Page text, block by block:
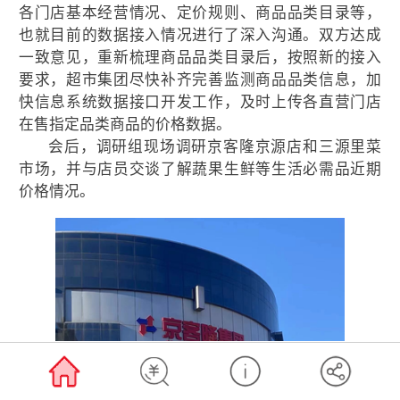
各门店基本经营情况、定价规则、商品品类目录等，
也就目前的数据接入情况进行了深入沟通。双方达成
一致意见，重新梳理商品品类目录后，按照新的接入
要求，超市集团尽快补齐完善监测商品品类信息，加
快信息系统数据接口开发工作，及时上传各直营门店
在售指定品类商品的价格数据。
会后，调研组现场调研京客隆京源店和三源里菜
市场，并与店员交谈了解蔬果生鲜等生活必需品近期
价格情况。